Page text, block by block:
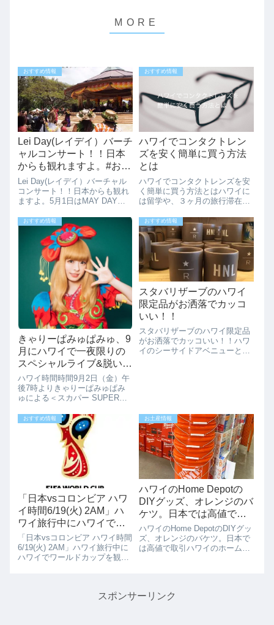
おすすめ情報
Lei Day(レイデイ）バーチ
ャルコンサート！！日本
からも観れますよ。#おう
ちでハワイ
Lei Day(レイデイ）バーチャル
コンサート！！日本からも観れ
ますよ。5月1日はMAY DAYで
ばれていて毎年色々なイベント
が開催されていました。今年は
残念ながら、実際のイベントは
少ないですが、ハワイア...
おすすめ情報
ハワイでコンタクトレン
ズを安く簡単に買う方法
とは
ハワイでコンタクトレンズを安
く簡単に買う方法とはハワイに
は留学や、３ヶ月の旅行滞在な
ています。ハワイでコンタクレ
ンズがなくなったりして、購入
しなくならなくてはいけなくな
ったらどうしますか？ハワイで
は、日本とは同じ...
おすすめ情報
きゃりーぱみゅぱみゅ、9
月にハワイで一夜限りの
スペシャルライブ&脱いだ
ら実はすごいんです！！
ハワイ時間時間9月2日（金）午
後7時よりきゃりーぱみゅぱみ
ゅによる＜スカパー SUPER
PREMIUM LIVE in HAWAII”＞
が開催されます。これに向けて
のトレーニング？なのか、ほん
おすすめ情報
スタバリザーブのハワイ
限定品がお洒落でカッコ
いい！！
スタバリザーブのハワイ限定品
がお洒落でカッコいい！！ハワ
イのシーサイドアベニューとク
おすすめ情報
「日本vsコロンビア ハワ
イ時間6/19(火) 2AM」ハ
ワイ旅行中にハワイでワ
ールドカップを観る方法
は？
「日本vsコロンビア ハワイ時間
6/19(火) 2AM」ハワイ旅行中に
ハワイでワールドカップを観る
行中でもやっぱり見たいという
お土産情報
ハワイのHome Depotの
DIYグッズ、オレンジのバ
ケツ。日本では高値で取
引
ハワイのHome DepotのDIYグッ
ズ、オレンジのバケツ。日本で
は高値で取引ハワイのホームセ
りますね。これがあると何か
スポンサーリンク